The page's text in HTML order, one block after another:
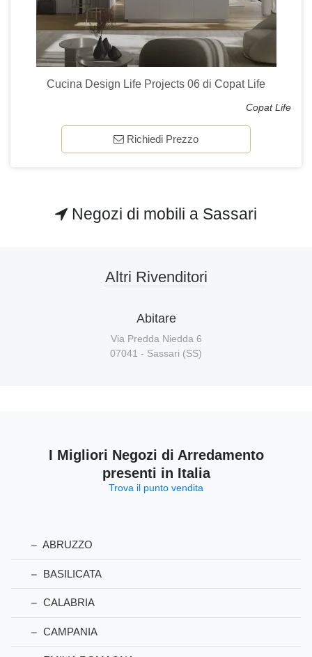
Cucina Design Life Projects 06 di Copat Life
Copat Life
Richiedi Prezzo
Negozi di mobili a Sassari
Altri Rivenditori
Abitare
Via Predda Niedda 6
07041 - Sassari (SS)
I Migliori Negozi di Arredamento
presenti in Italia
Trova il punto vendita
ABRUZZO
BASILICATA
CALABRIA
CAMPANIA